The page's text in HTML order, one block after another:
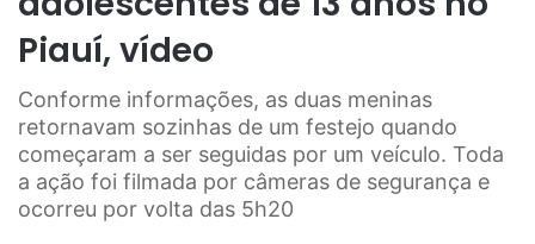
Piauí, vídeo
Conforme informações, as duas meninas
retornavam sozinhas de um festejo quando
começaram a ser seguidas por um veículo. Toda
a ação foi filmada por câmeras de segurança e
ocorreu por volta das 5h20